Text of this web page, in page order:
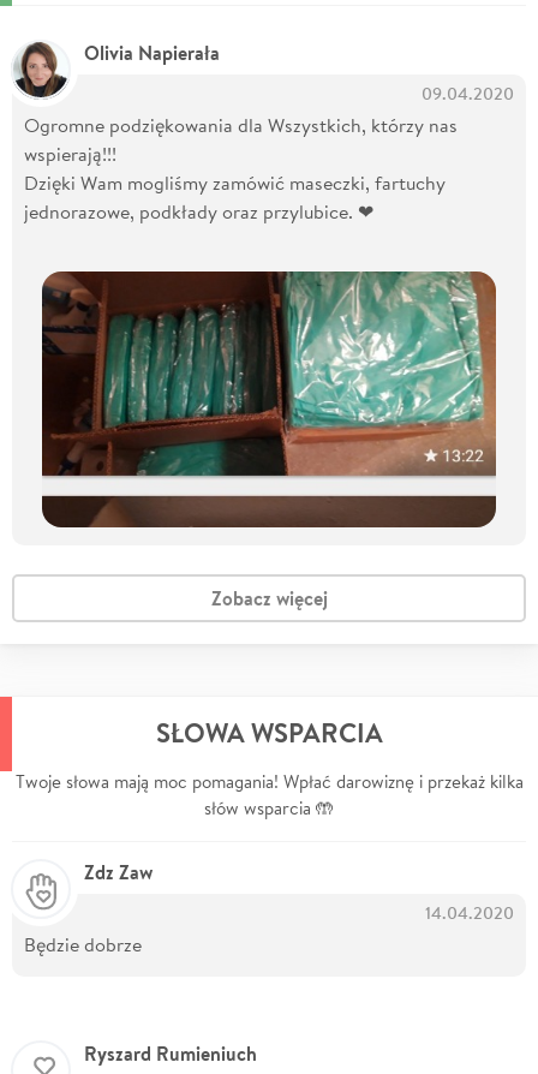
Olivia Napierała
09.04.2020
Ogromne podziękowania dla Wszystkich, którzy nas
wspierają!!!
Dzięki Wam mogliśmy zamówić maseczki, fartuchy
jednorazowe, podkłady oraz przylubice. ❤
Zobacz więcej
SŁOWA WSPARCIA
Twoje słowa mają moc pomagania! Wpłać darowiznę i przekaż kilka
słów wsparcia 🤲
Zdz Zaw
14.04.2020
Będzie dobrze
Ryszard Rumieniuch